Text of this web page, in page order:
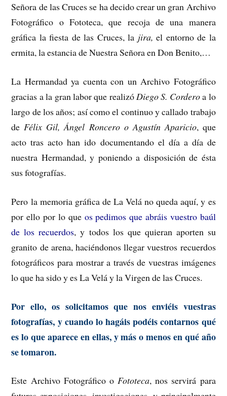
Señora de las Cruces se ha decido crear un gran Archivo
Fotográfico o Fototeca, que recoja de una manera
gráfica la fiesta de las Cruces, la jira, el entorno de la
ermita, la estancia de Nuestra Señora en Don Benito,…
La Hermandad ya cuenta con un Archivo Fotográfico
gracias a la gran labor que realizóDiego S. Corderoa lo
largo de los años; así como el continuo y callado trabajo
de Félix Gil, Ángel Roncero o Agustín Aparicio, que
acto tras acto han ido documentando el día a día de
nuestra Hermandad, y poniendo a disposición de ésta
sus fotografías.
Pero la memoria gráfica de La Velá no queda aquí, y es
por ello por lo que os pedimos que abráis vuestro baúl
de los recuerdos, y todos los que quieran aporten su
granito de arena, haciéndonos llegar vuestros recuerdos
fotográficos para mostrar a través de vuestras imágenes
lo que ha sido y es La Velá y la Virgen de las Cruces.
Por ello, os solicitamos que nos enviéis vuestras
fotografías, y cuando lo hagáis podéis contarnos qué
es lo que aparece en ellas, y más o menos en qué año
se tomaron.
Este Archivo Fotográfico oFototeca, nos servirá para